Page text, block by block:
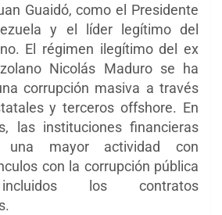
Guaidó, como el Presidente
y el líder legítimo del
El régimen ilegítimo del ex
Nicolás Maduro se ha
corrupción masiva a través
y terceros offshore. En
las instituciones financieras
una mayor actividad con
con la corrupción pública
incluidos los contratos